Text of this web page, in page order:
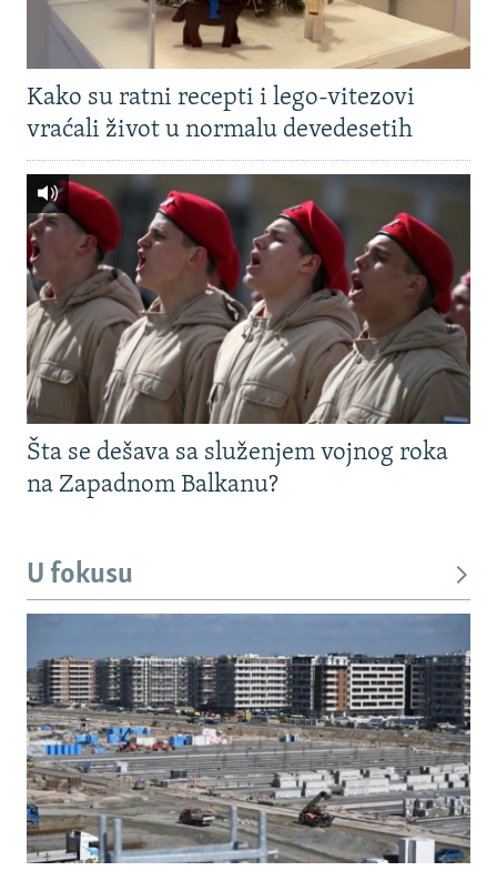
Kako su ratni recepti i lego-vitezovi
vraćali život u normalu devedesetih
Šta se dešava sa služenjem vojnog roka
na Zapadnom Balkanu?
U fokusu